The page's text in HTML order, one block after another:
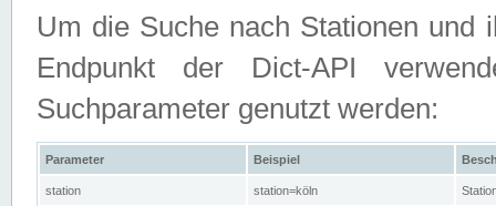
Um die Suche nach Stationen und
Endpunkt der Dict-API
Suchparameter genutzt werden:
Parameter Beispiel
station station=köln